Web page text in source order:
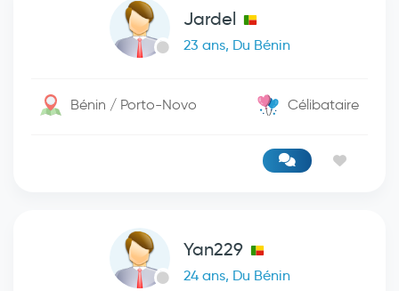
Jardel
23 ans, Du Bénin
Bénin / Porto-Novo Célibataire
Yan229
24 ans, Du Bénin